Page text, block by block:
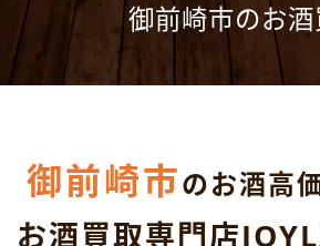
御前崎市のお
御前崎市のお酒高
お酒買取専門店